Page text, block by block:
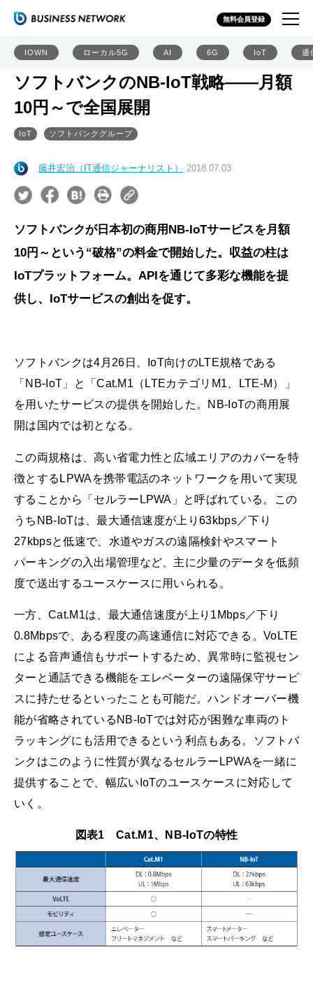
無料会員登録
IOWN ローカル5G AI 6G IoT 通
ソフトバンクのNB-IoT戦略――月額
10円～で全国展開
IoT ソフトバンクグループ
藤井宏治（IT通信ジャーナリスト） 2018.07.03
ソフトバンクが日本初の商用NB-IoTサービスを月額
10円～という“破格”の料金で開始した。収益の柱は
IoTプラットフォーム。APIを通じて多彩な機能を提
供し、IoTサービスの創出を促す。
ソフトバンクは4月26日、IoT向けのLTE規格である
「NB-IoT」と「Cat.M1（LTEカテゴリM1、LTE-M）」
を用いたサービスの提供を開始した。NB-IoTの商用展
開は国内では初となる。
この両規格は、高い省電力性と広域エリアのカバーを特
徴とするLPWAを携帯電話のネットワークを用いて実現
することから「セルラーLPWA」と呼ばれている。この
うちNB-IoTは、最大通信速度が上り63kbps／下り
27kbpsと低速で、水道やガスの遠隔検針やスマート
パーキングの入出場管理など、主に少量のデータを低頻
度で送出するユースケースに用いられる。
一方、Cat.M1は、最大通信速度が上り1Mbps／下り
0.8Mbpsで、ある程度の高速通信に対応できる。VoLTE
による音声通信もサポートするため、異常時に監視セン
ターと通話できる機能をエレベーターの遠隔保守サービ
スに持たせるといったことも可能だ。ハンドオーバー機
能が省略されているNB-IoTでは対応が困難な車両のト
ラッキングにも活用できるという利点もある。ソフトバ
ンクはこのように性質が異なるセルラーLPWAを一緒に
提供することで、幅広いIoTのユースケースに対応して
いく。
図表1 Cat.M1、NB-IoTの特性